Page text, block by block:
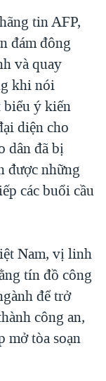
tin AFP,
đám đông
và quay
khi nói
biểu ý kiến
diện cho
dân đã bị
được những
các buổi cầu
Nam, vị linh
tín đồ công
để trở
công an,
mở tòa soạn